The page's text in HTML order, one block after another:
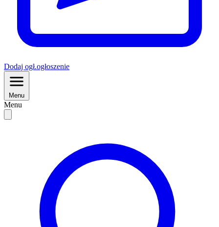
Dodaj ogł.ogłoszenie
Menu
Menu